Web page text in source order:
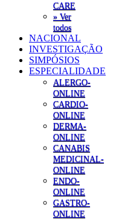
CARE
» Ver
todos
NACIONAL
INVESTIGAÇÃO
SIMPÓSIOS
ESPECIALIDADE
ALERGO-
ONLINE
CARDIO-
ONLINE
DERMA-
ONLINE
CANABIS
MEDICINAL-
ONLINE
ENDO-
ONLINE
GASTRO-
ONLINE